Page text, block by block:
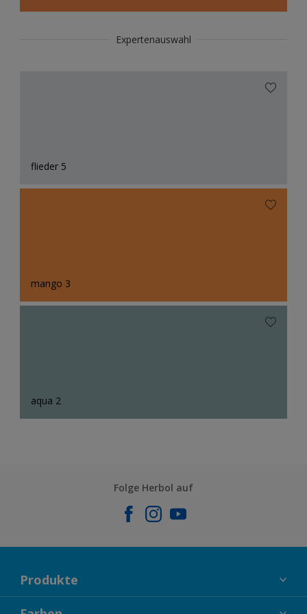
Expertenauswahl
flieder 5
mango 3
aqua 2
Folge Herbol auf
Produkte
FASSADENFARBEN